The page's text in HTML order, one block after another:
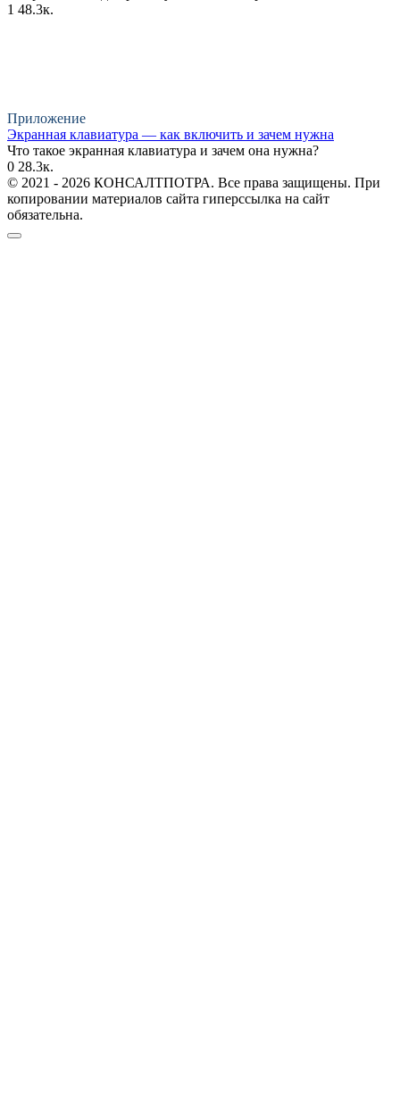
1 48.3к.
Приложение
Экранная клавиатура — как включить и зачем нужна
Что такое экранная клавиатура и зачем она нужна?
0 28.3к.
© 2021 - 2026 КОНСАЛТПОТРА. Все права защищены. При
копировании материалов сайта гиперссылка на сайт
обязательна.